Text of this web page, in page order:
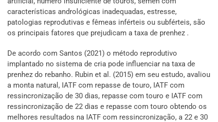
características andrológicas inadequadas, estresse,
patologias reprodutivas e fêmeas inférteis ou subférteis, são
os principais fatores que prejudicam a taxa de prenhez .
De acordo com Santos (2021) o método reprodutivo
implantado no sistema de cria pode influenciar na taxa de
prenhez do rebanho. Rubin et al. (2015) em seu estudo, avaliou
a monta natural, IATF com repasse de touro, IATF com
ressincronização de 30 dias, repasse com touro e IATF com
ressincronização de 22 dias e repasse com touro obtendo os
melhores resultados na IATF com ressincronização, a 22 e 30